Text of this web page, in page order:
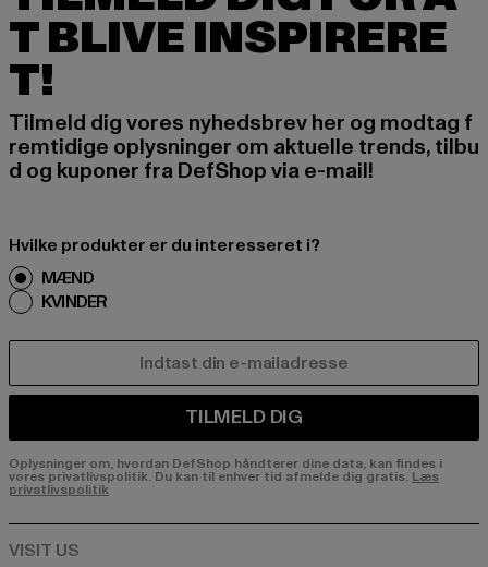
T BLIVE INSPIRERE
T!
Tilmeld dig vores nyhedsbrev her og modtag f
remtidige oplysninger om aktuelle trends, tilbu
d og kuponer fra DefShop via e-mail!
Hvilke produkter er du interesseret i?
MÆND
KVINDER
TILMELD DIG
Oplysninger om, hvordan DefShop håndterer dine data, kan findes i
vores privatlivspolitik. Du kan til enhver tid afmelde dig gratis. Læs
privatlivspolitik